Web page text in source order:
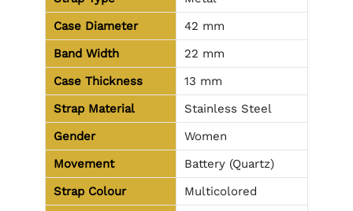
Case Diameter
42 mm
Band Width
22 mm
Case Thickness
13 mm
Strap Material
Stainless Steel
Gender
Women
Movement
Battery (Quartz)
Strap Colour
Multicolored